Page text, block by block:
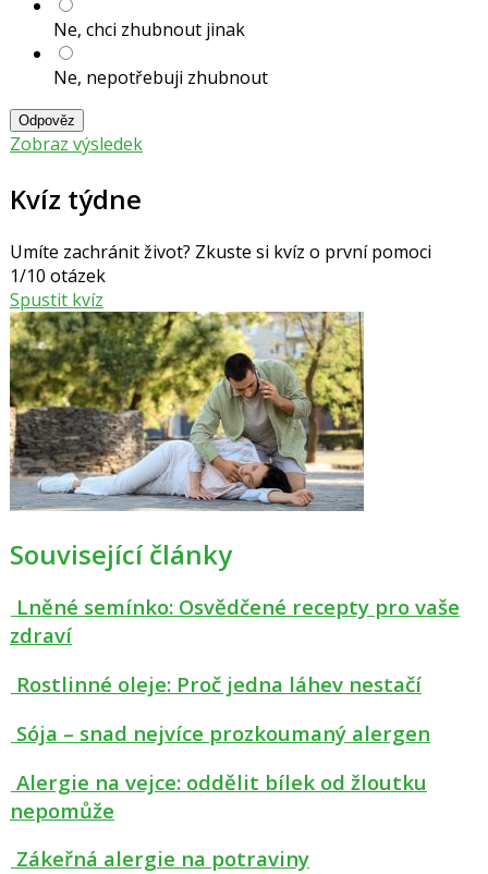
Ne, chci zhubnout jinak
Ne, nepotřebuji zhubnout
Odpověz
Zobraz výsledek
Kvíz týdne
Umíte zachránit život? Zkuste si kvíz o první pomoci
1/10 otázek
Spustit kvíz
Související články
Lněné semínko: Osvědčené recepty pro vaše
zdraví
Rostlinné oleje: Proč jedna láhev nestačí
Sója – snad nejvíce prozkoumaný alergen
Alergie na vejce: oddělit bílek od žloutku
nepomůže
Zákeřná alergie na potraviny